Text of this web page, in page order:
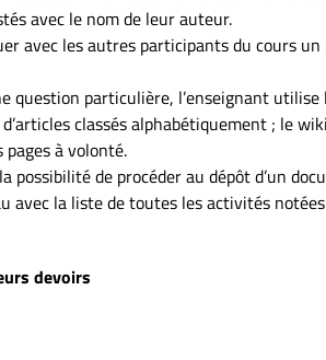
avec le nom de leur auteur.
avec les autres participants du cours un
question particulière, l’enseignant utilise
classés alphabétiquement ; le
à volonté.
de procéder au dépôt d’un
avec la liste de toutes les activités
devoirs